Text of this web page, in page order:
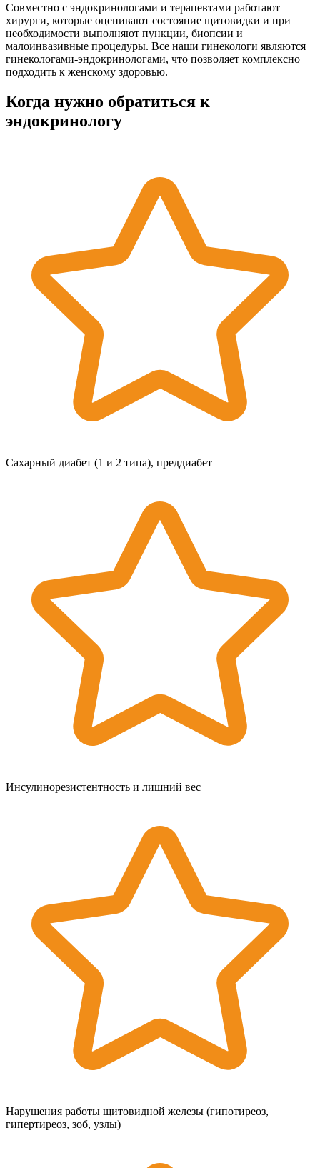
Совместно с эндокринологами и терапевтами работают
хирурги, которые оценивают состояние щитовидки и при
необходимости выполняют пункции, биопсии и
малоинвазивные процедуры. Все наши гинекологи являются
гинекологами-эндокринологами, что позволяет комплексно
подходить к женскому здоровью.
Когда нужно обратиться к
эндокринологу
Сахарный диабет (1 и 2 типа), преддиабет
Инсулинорезистентность и лишний вес
Нарушения работы щитовидной железы (гипотиреоз,
гипертиреоз, зоб, узлы)